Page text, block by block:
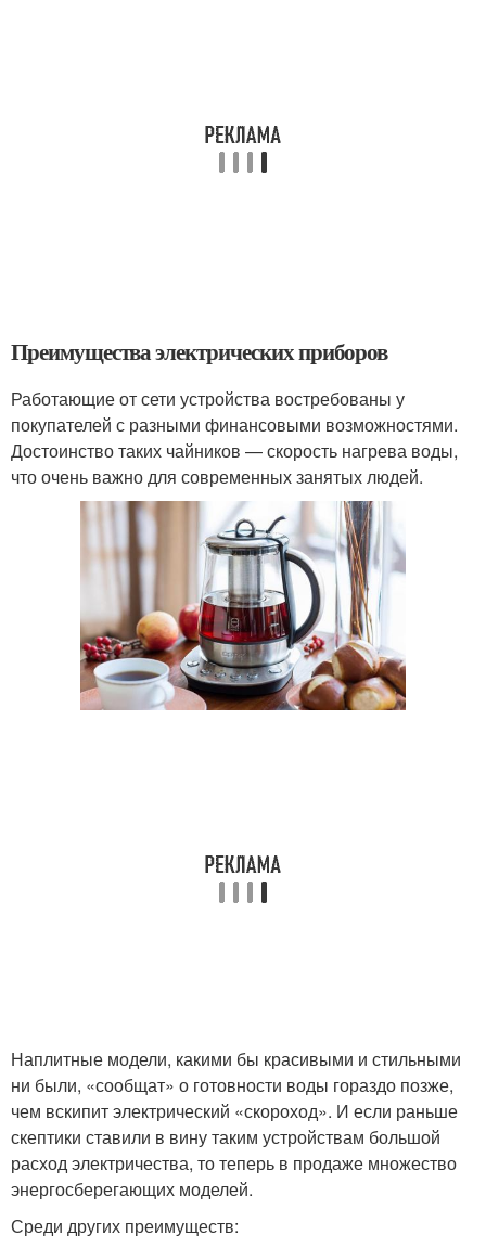
Преимущества электрических приборов
Работающие от сети устройства востребованы у
покупателей с разными финансовыми возможностями.
Достоинство таких чайников — скорость нагрева воды,
что очень важно для современных занятых людей.
Наплитные модели, какими бы красивыми и стильными
ни были, «сообщат» о готовности воды гораздо позже,
чем вскипит электрический «скороход». И если раньше
скептики ставили в вину таким устройствам большой
расход электричества, то теперь в продаже множество
энергосберегающих моделей.
Среди других преимуществ: